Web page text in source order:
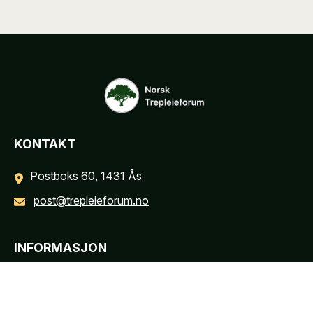
KONTAKT
Postboks 60, 1431 Ås
post@trepleieforum.no
INFORMASJON